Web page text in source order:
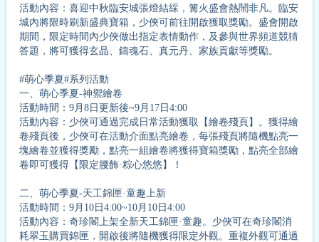
活動內容：喜迎中秋臨安城張燈結綵，篝火盛會熱鬧非凡。臨安
城內將限時刷新盛典寶箱，少俠可前往開啟獲取獎勵。盛會開啟
期間，限定時間內少俠做出指定表情動作，及參與世界頻道競猜
答題，將可獲得玄晶、鑄魂石、真元丹、家族貢獻等獎勵。
#萌心季夏#系列活動
一、萌心季夏-神禦繪卷
活動時間：9月8日更新後~9月17日4:00
活動內容：少俠可通過完成日常活動獲取【繪卷殘頁】。獲得繪
卷殘頁後，少俠可在活動介面點亮繪卷，每張殘頁將隨機點亮一
塊繪卷並獲得獎勵，點亮一組繪卷將獲得寶箱獎勵，點亮全部繪
卷即可獲得【限定腰飾·粽心悠悠】！
二、萌心季夏-天工錦匣·童趣上新
活動時間：9月10日4:00~10月10日4:00
活動內容：奇珍閣上架全新天工錦匣·童趣。少俠可在奇珍閣消
耗翠玉購買錦匣，開啟後將隨機獲得限定外觀。重複外觀可通過